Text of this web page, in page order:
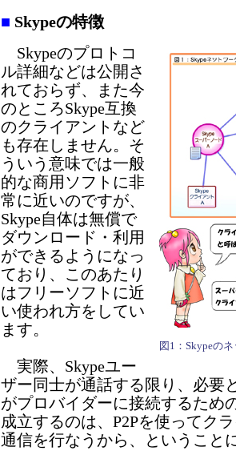
■ Skypeの特徴
図1：Skypeの
Skypeのプロトコ
ル詳細などは公開さ
れておらず、また今
のところSkype互換
のクライアントなど
も存在しません。そ
ういう意味では一般
的な商用ソフトに非
常に近いのですが、
Skype自体は無償で
ダウンロード・利用
ができるようになっ
ており、このあたり
はフリーソフトに近
い使われ方をしてい
ます。
実際、Skypeユー
ザー同士が通話する限り、必要
がプロバイダーに接続するため
成立するのは、P2Pを使ってク
通信を行なうから、ということ